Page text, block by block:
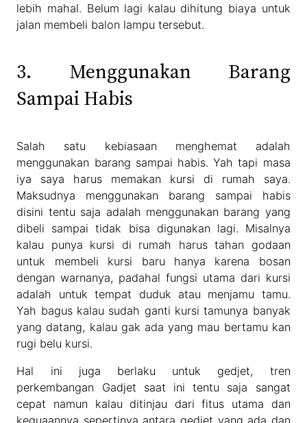
lebih mahal. Belum lagi kalau dihitung biaya untuk
jalan membeli balon lampu tersebut.
3. Menggunakan Barang
Sampai Habis
Salah satu kebiasaan menghemat adalah
menggunakan barang sampai habis. Yah tapi masa
iya saya harus memakan kursi di rumah saya.
Maksudnya menggunakan barang sampai habis
disini tentu saja adalah menggunakan barang yang
dibeli sampai tidak bisa digunakan lagi. Misalnya
kalau punya kursi di rumah harus tahan godaan
untuk membeli kursi baru hanya karena bosan
dengan warnanya, padahal fungsi utama dari kursi
adalah untuk tempat duduk atau menjamu tamu.
Yah bagus kalau sudah ganti kursi tamunya banyak
yang datang, kalau gak ada yang mau bertamu kan
rugi belu kursi.
Hal ini juga berlaku untuk gedjet, tren
perkembangan Gadjet saat ini tentu saja sangat
cepat namun kalau ditinjau dari fitus utama dan